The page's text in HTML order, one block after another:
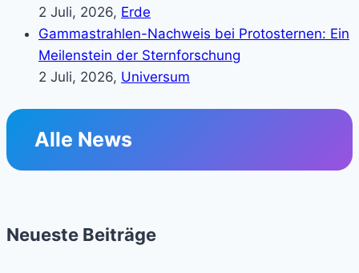
2 Juli, 2026, Erde
Gammastrahlen-Nachweis bei Protosternen: Ein
Meilenstein der Sternforschung
2 Juli, 2026, Universum
Alle News
Neueste Beiträge